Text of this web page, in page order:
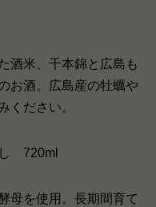
酒米、千本錦と広島も
お酒。広島産の牡蠣や
ください。
720ml
母を使用。長期間育て